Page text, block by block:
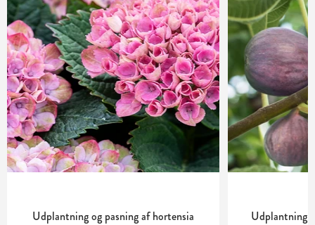
Udplantning og pasning af hortensia Udplantning